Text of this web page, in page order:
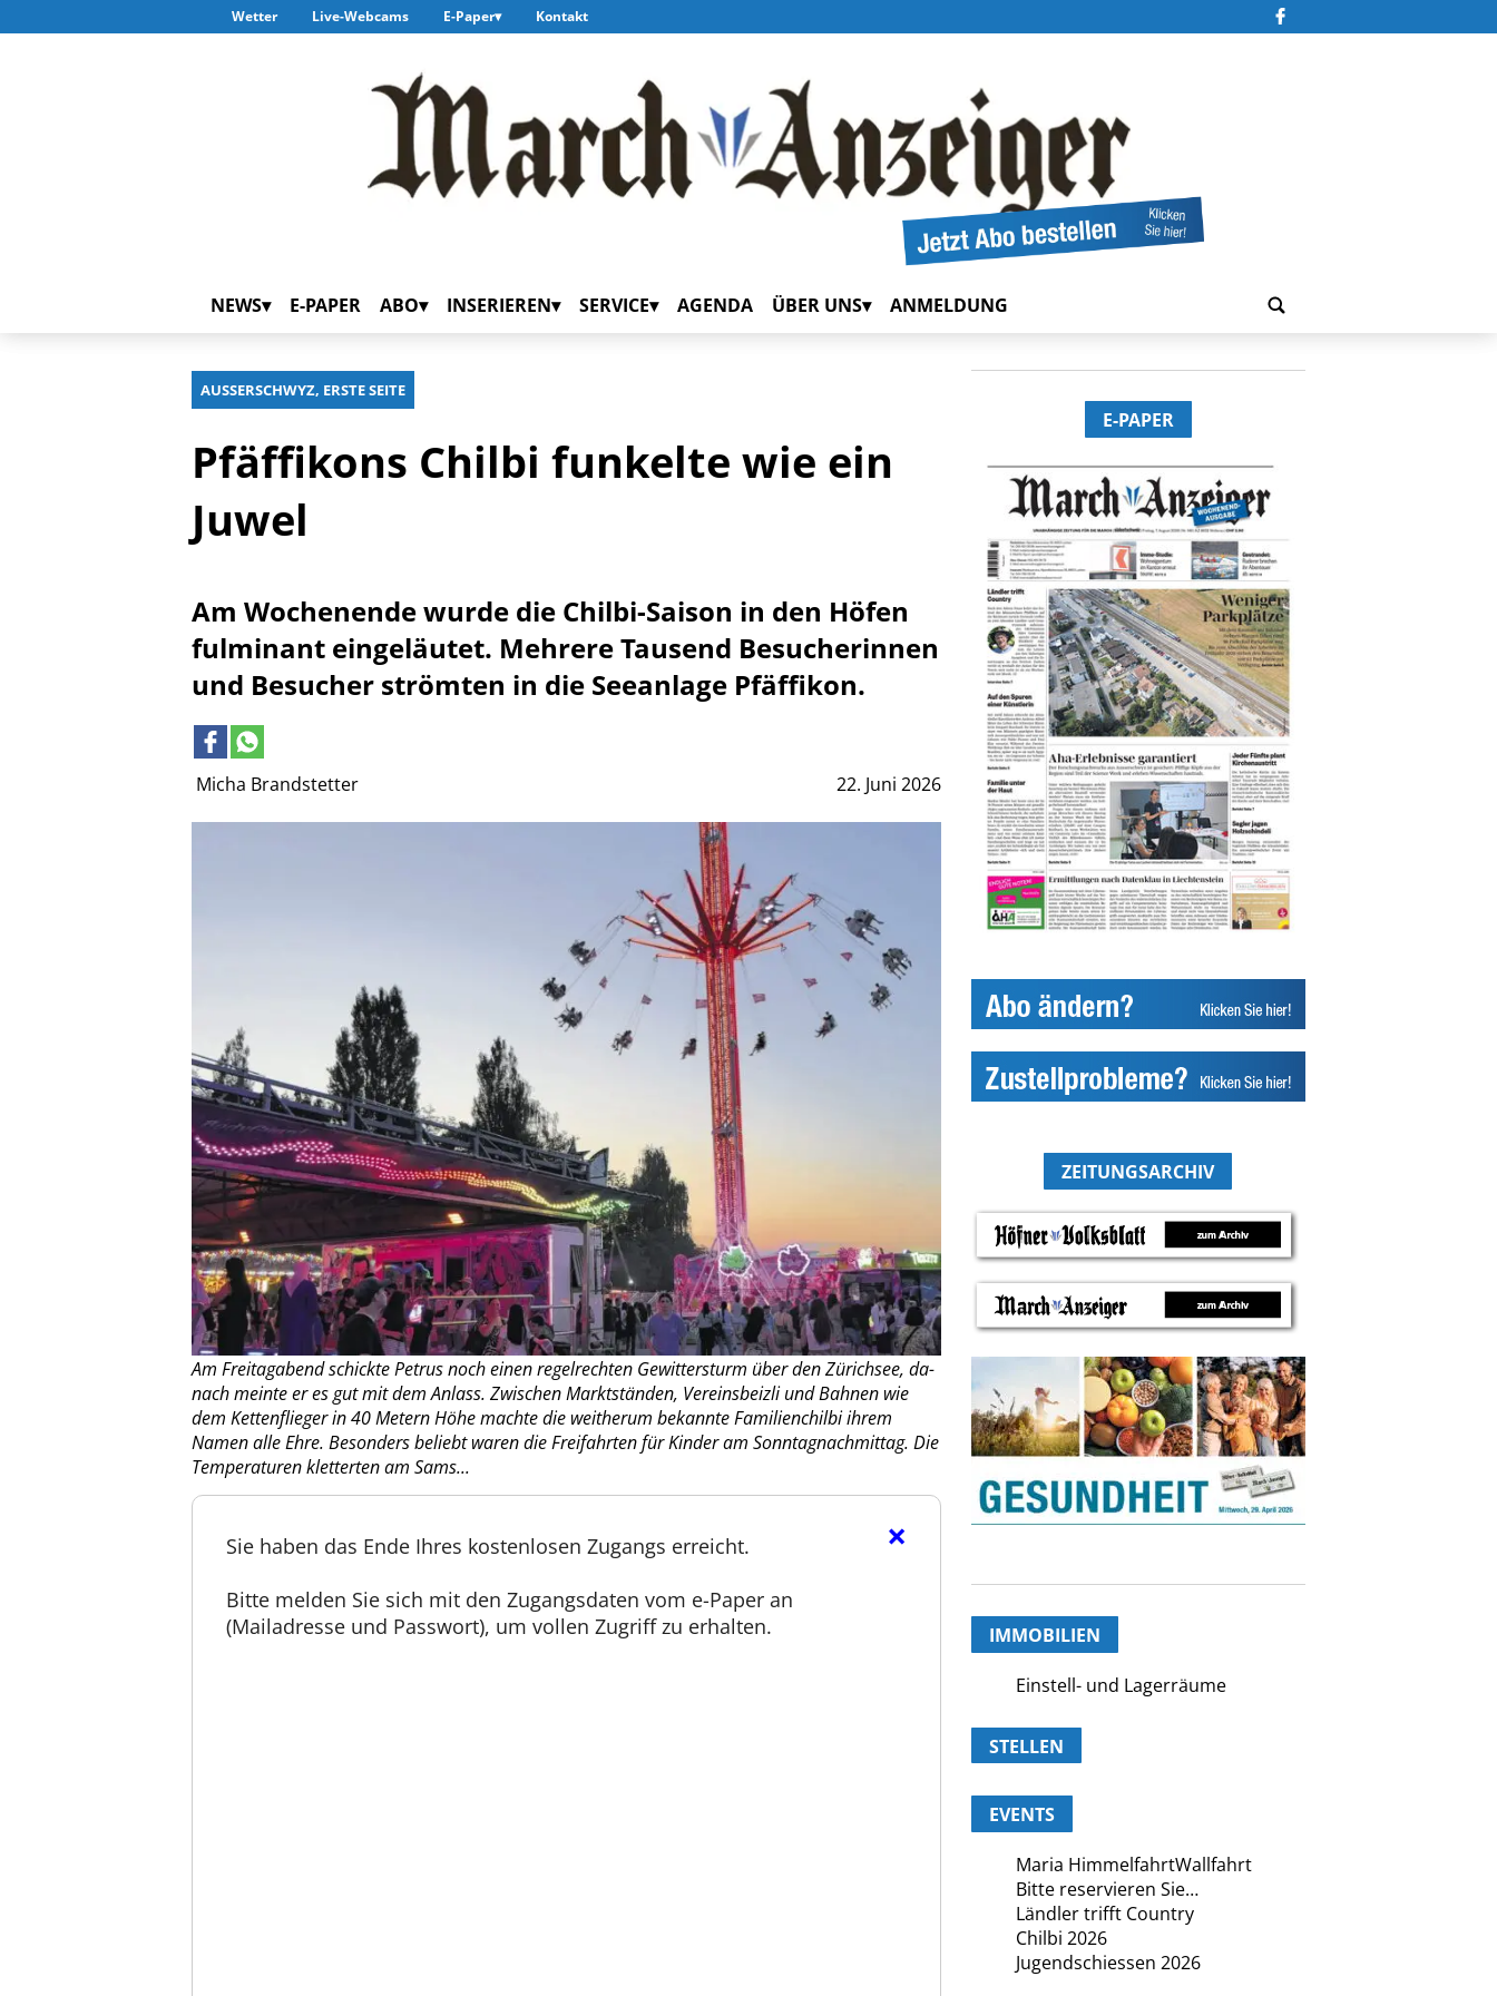
Wetter Live-Webcams E-Paper Kontakt
NEWS E-PAPER ABO INSERIEREN SERVICE AGENDA ÜBER UNS ANMELDUNG
AUSSERSCHWYZ, ERSTE SEITE
Micha Brandstetter 22. Juni 2026
Pfäffikons Chilbi funkelte wie ein
Juwel
Am Wochenende wurde die Chilbi-Saison in den Höfen
fulminant eingeläutet. Mehrere Tausend Besucherinnen
und Besucher strömten in die Seeanlage Pfäffikon.
Am Freitagabend schickte Petrus noch einen regelrechten Gewittersturm über den Zürichsee, da-
nach meinte er es gut mit dem Anlass. Zwischen Marktständen, Vereinsbeizli und Bahnen wie
dem Kettenflieger in 40 Metern Höhe machte die weitherum bekannte Familienchilbi ihrem
Namen alle Ehre. Besonders beliebt waren die Freifahrten für Kinder am Sonntagnachmittag. Die
Temperaturen kletterten am Sams...
×
Sie haben das Ende Ihres kostenlosen Zugangs erreicht.
Bitte melden Sie sich mit den Zugangsdaten vom e-Paper an
(Mailadresse und Passwort), um vollen Zugriff zu erhalten.
E-PAPER
ZEITUNGSARCHIV
IMMOBILIEN
Einstell- und Lagerräume
STELLEN
EVENTS
Maria HimmelfahrtWallfahrt
Bitte reservieren Sie…
Ländler trifft Country
Chilbi 2026
Jugendschiessen 2026